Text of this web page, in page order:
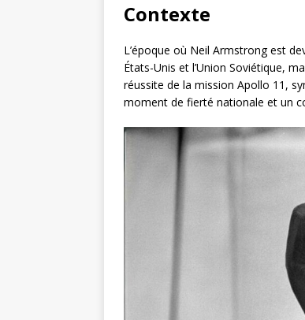
Contexte
L’époque où Neil Armstrong est
États-Unis et l’Union Soviétique,
réussite de la mission Apollo 11,
moment de fierté nationale et un